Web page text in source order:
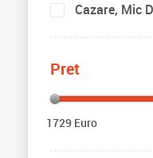
Cazare, Mic
Pret
1729 Euro